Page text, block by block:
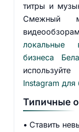
титры и
Смежный
локальные
бизнеса
Instagram для
Типичные
Ставить